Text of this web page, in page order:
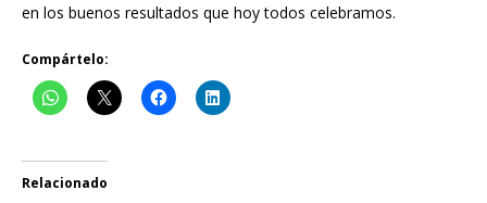
en los buenos resultados que hoy todos celebramos.
Compártelo:
Relacionado